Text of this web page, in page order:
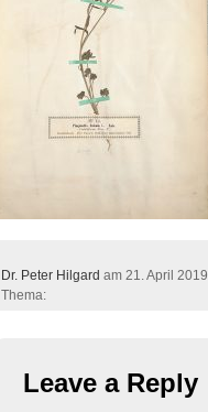
Dr. Peter Hilgard am 21. April 2019
Thema:
Leave a Reply